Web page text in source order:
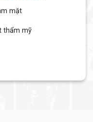
mặt
thẩm mỹ